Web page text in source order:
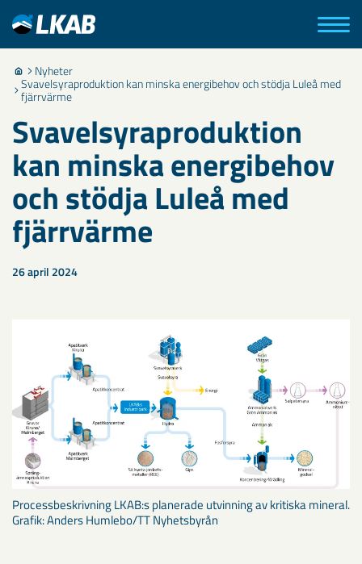
Nyheter
Svavelsyraproduktion kan minska energibehov och stödja Luleå med
fjärrvärme
Svavelsyraproduktion
kan minska energibehov
och stödja Luleå med
fjärrvärme
26 april 2024
Processbeskrivning LKAB:s planerade utvinning av kritiska mineral.
Grafik: Anders Humlebo/TT Nyhetsbyrån